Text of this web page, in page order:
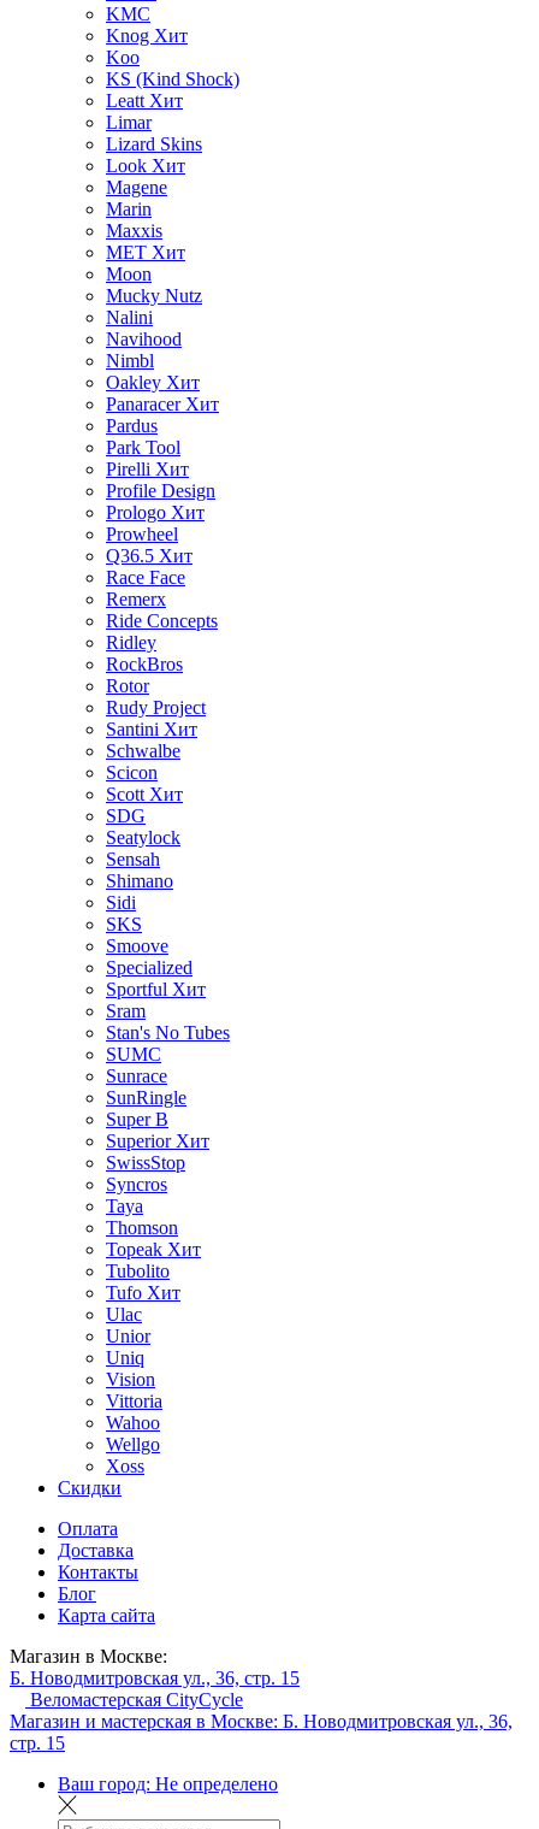
KMC
Knog Хит
Koo
KS (Kind Shock)
Leatt Хит
Limar
Lizard Skins
Look Хит
Magene
Marin
Maxxis
MET Хит
Moon
Mucky Nutz
Nalini
Navihood
Nimbl
Oakley Хит
Panaracer Хит
Pardus
Park Tool
Pirelli Хит
Profile Design
Prologo Хит
Prowheel
Q36.5 Хит
Race Face
Remerx
Ride Concepts
Ridley
RockBros
Rotor
Rudy Project
Santini Хит
Schwalbe
Scicon
Scott Хит
SDG
Seatylock
Sensah
Shimano
Sidi
SKS
Smoove
Specialized
Sportful Хит
Sram
Stan's No Tubes
SUMC
Sunrace
SunRingle
Super B
Superior Хит
SwissStop
Syncros
Taya
Thomson
Topeak Хит
Tubolito
Tufo Хит
Ulac
Unior
Uniq
Vision
Vittoria
Wahoo
Wellgo
Xoss
Скидки
Оплата
Доставка
Контакты
Блог
Карта сайта
Магазин в Москве:
Б. Новодмитровская ул., 36, стр. 15
Веломастерская CityCycle
Магазин и мастерская в Москве: Б. Новодмитровская ул., 36,
стр. 15
Ваш город: Не определено